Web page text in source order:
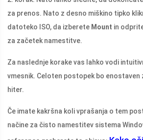
za prenos. Nato z desno miškino tipko
datoteko ISO, da izberete Mount in
za začetek namestitve.
Za naslednje korake vas lahko vodi
vmesnik. Celoten postopek bo enostaven
hiter.
Če imate kakršna koli vprašanja o tem
načine za čisto namestitev sistema